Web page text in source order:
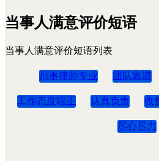
当事人满意评价短语
当事人满意评价短语列表
刑事律师专业 团队靠谱
工作态度端正 认真负责 收
尽心尽力